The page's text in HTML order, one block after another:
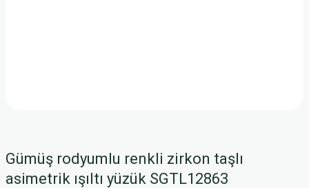
Gümüş rodyumlu renkli zirkon taşlı
asimetrik ışıltı yüzük SGTL12863